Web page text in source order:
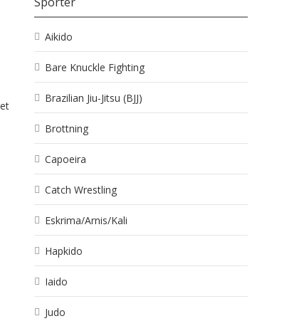
Aikido
Bare Knuckle Fighting
Brazilian Jiu-Jitsu (BJJ)
Brottning
Capoeira
Catch Wrestling
Eskrima/Arnis/Kali
Hapkido
Iaido
Judo